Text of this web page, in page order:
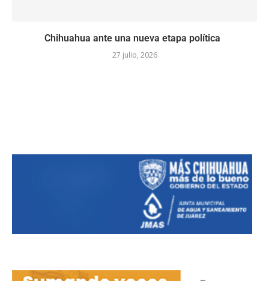
Chihuahua ante una nueva etapa política
27 julio, 2026